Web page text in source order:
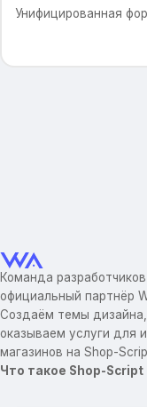
Унифицированная
Команда
официальный партнёр
Создаём темы
оказываем услуги для
магазинов на Shop-
Что такое Shop-